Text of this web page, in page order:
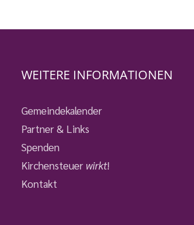
WEITERE INFORMATIONEN
Gemeindekalender
Partner & Links
Spenden
Kirchensteuer wirkt!
Kontakt